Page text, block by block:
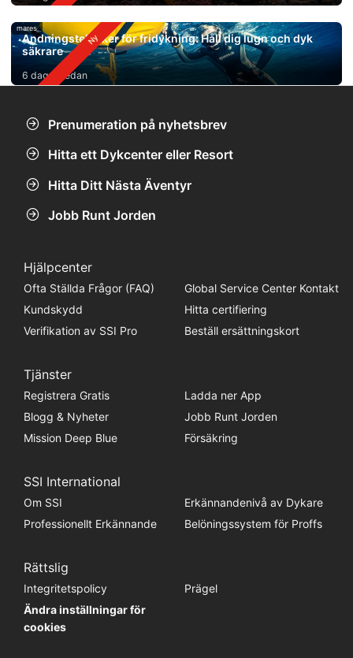
mares
Andningstekniker för fridykning: Håll dig lugn och dyk
säkrare
6 dagar sedan
Prenumeration på nyhetsbrev
Hitta ett Dykcenter eller Resort
Hitta Ditt Nästa Äventyr
Jobb Runt Jorden
Hjälpcenter
Ofta Ställda Frågor (FAQ)
Global Service Center Kontakt
Kundskydd
Hitta certifiering
Verifikation av SSI Pro
Beställ ersättningskort
Tjänster
Registrera Gratis
Ladda ner App
Blogg & Nyheter
Jobb Runt Jorden
Mission Deep Blue
Försäkring
SSI International
Om SSI
Erkännandenivå av Dykare
Professionellt Erkännande
Belöningssystem för Proffs
Rättslig
Integritetspolicy
Prägel
Ändra inställningar för
cookies